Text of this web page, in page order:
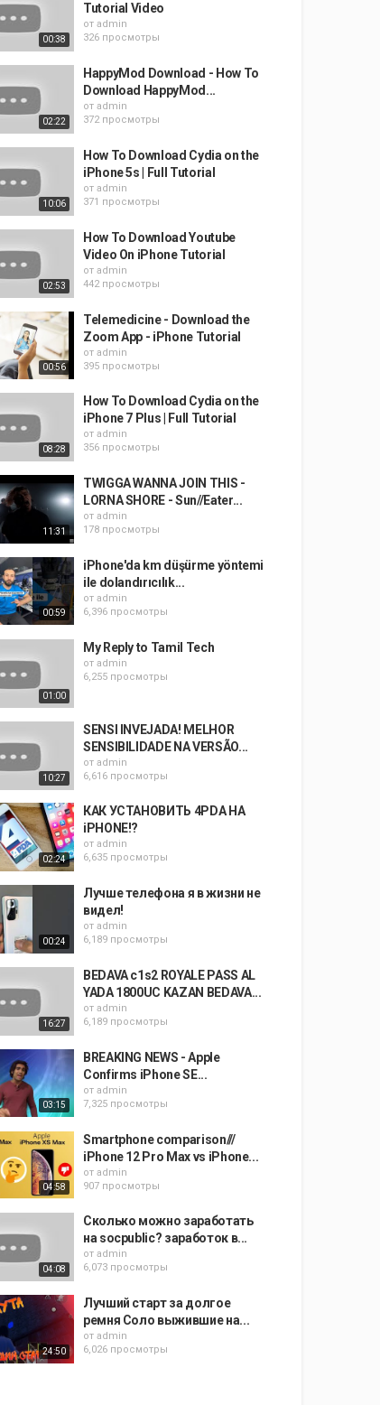
00:38
Tutorial Video
от admin
326 просмотры
02:22
HappyMod Download - How To
Download HappyMod...
от admin
372 просмотры
10:06
How To Download Cydia on the
iPhone 5s | Full Tutorial
от admin
371 просмотры
02:53
How To Download Youtube
Video On iPhone Tutorial
от admin
442 просмотры
00:56
Telemedicine - Download the
Zoom App - iPhone Tutorial
от admin
395 просмотры
08:28
How To Download Cydia on the
iPhone 7 Plus | Full Tutorial
от admin
356 просмотры
11:31
TWIGGA WANNA JOIN THIS -
LORNA SHORE - Sun//Eater...
от admin
178 просмотры
00:59
iPhone'da km düşürme yöntemi
ile dolandırıcılık...
от admin
6,396 просмотры
01:00
My Reply to Tamil Tech
от admin
6,255 просмотры
10:27
SENSI INVEJADA! MELHOR
SENSIBILIDADE NA VERSÃO...
от admin
6,616 просмотры
02:24
КАК УСТАНОВИТЬ 4PDA НА
iPHONE!?
от admin
6,635 просмотры
00:24
Лучше телефона я в жизни не
видел!
от admin
6,189 просмотры
16:27
BEDAVA c1s2 ROYALE PASS AL
YADA 1800UC KAZAN BEDAVA...
от admin
6,189 просмотры
03:15
BREAKING NEWS - Apple
Confirms iPhone SE...
от admin
7,325 просмотры
04:58
Smartphone comparison///
iPhone 12 Pro Max vs iPhone...
от admin
907 просмотры
04:08
Сколько можно заработать
на socpublic? заработок в...
от admin
6,073 просмотры
24:50
Лучший старт за долгое
ремня Соло выжившие на...
от admin
6,026 просмотры